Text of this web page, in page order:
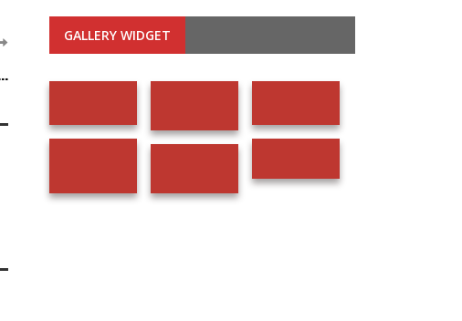
GALLERY WIDGET